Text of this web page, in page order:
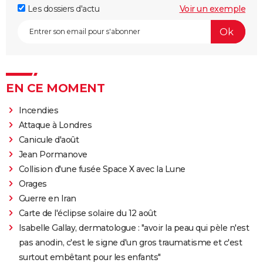
Les dossiers d'actu
Voir un exemple
EN CE MOMENT
Incendies
Attaque à Londres
Canicule d'août
Jean Pormanove
Collision d'une fusée Space X avec la Lune
Orages
Guerre en Iran
Carte de l'éclipse solaire du 12 août
Isabelle Gallay, dermatologue : "avoir la peau qui pèle n'est
pas anodin, c'est le signe d'un gros traumatisme et c'est
surtout embêtant pour les enfants"